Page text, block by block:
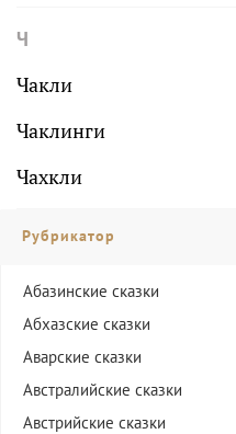
Ч
Чакли
Чаклинги
Чахкли
Рубрикатор
Абазинские сказки
Абхазские сказки
Аварские сказки
Австралийские сказки
Австрийские сказки